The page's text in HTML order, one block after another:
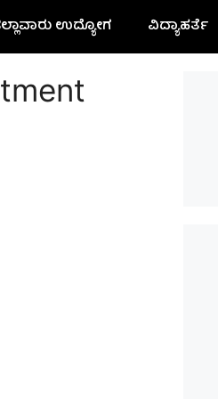
ಉದ್ಯೋಗ ವಿದ್ಯಾಹರ್ತೆ